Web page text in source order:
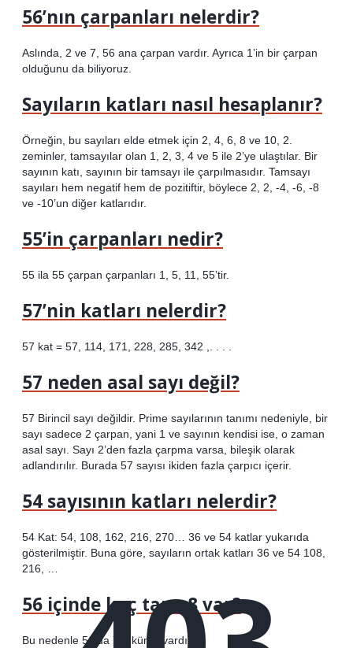
56’nın çarpanları nelerdir?
Aslında, 2 ve 7, 56 ana çarpan vardır. Ayrıca 1’in bir çarpan
olduğunu da biliyoruz.
Sayıların katları nasıl hesaplanır?
Örneğin, bu sayıları elde etmek için 2, 4, 6, 8 ve 10, 2.
zeminler, tamsayılar olan 1, 2, 3, 4 ve 5 ile 2’ye ulaştılar. Bir
sayının katı, sayının bir tamsayı ile çarpılmasıdır. Tamsayı
sayıları hem negatif hem de pozitiftir, böylece 2, 2, -4, -6, -8
ve -10’un diğer katlarıdır.
55’in çarpanları nedir?
55 ila 55 çarpan çarpanları 1, 5, 11, 55’tir.
57’nin katları nelerdir?
57 kat = 57, 114, 171, 228, 285, 342 ,. . . .
57 neden asal sayı değil?
57 Birincil sayı değildir. Prime sayılarının tanımı nedeniyle, bir
sayı sadece 2 çarpan, yani 1 ve sayının kendisi ise, o zaman
asal sayı. Sayı 2’den fazla çarpma varsa, bileşik olarak
adlandırılır. Burada 57 sayısı ikiden fazla çarpıcı içerir.
54 sayısının katları nelerdir?
54 Kat: 54, 108, 162, 216, 270… 36 ve 54 katlar yukarıda
gösterilmiştir. Buna göre, sayıların ortak katları 36 ve 54 108,
216, …
56 içinde kaç tane 8 var?
Bu nedenle 56’da 7 7 küme vardır.